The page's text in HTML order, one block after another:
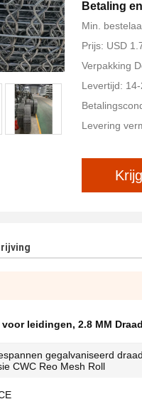
Betaling
Min.
Prijs: USD
Verpakking
Levertijd:
Levering
voor leidingen, 2.8 MM
gegalvaniseerd
CWC Reo Mesh Roll